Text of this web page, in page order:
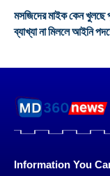
মসজিদের মাইক কেন খুলছে
ব্যাখ্যা না মিললে আইনি
Information You